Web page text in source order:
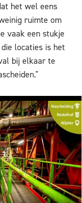
het wel eens
ruimte om
vaak een stukje
locaties is het
bij elkaar te